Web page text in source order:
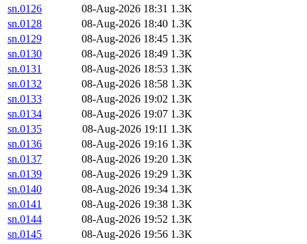
sn.0126
08-Aug-2026 18:31 1.3K
sn.0128
08-Aug-2026 18:40 1.3K
sn.0129
08-Aug-2026 18:45 1.3K
sn.0130
08-Aug-2026 18:49 1.3K
sn.0131
08-Aug-2026 18:53 1.3K
sn.0132
08-Aug-2026 18:58 1.3K
sn.0133
08-Aug-2026 19:02 1.3K
sn.0134
08-Aug-2026 19:07 1.3K
sn.0135
08-Aug-2026 19:11 1.3K
sn.0136
08-Aug-2026 19:16 1.3K
sn.0137
08-Aug-2026 19:20 1.3K
sn.0139
08-Aug-2026 19:29 1.3K
sn.0140
08-Aug-2026 19:34 1.3K
sn.0141
08-Aug-2026 19:38 1.3K
sn.0144
08-Aug-2026 19:52 1.3K
sn.0145
08-Aug-2026 19:56 1.3K